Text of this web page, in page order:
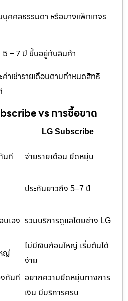
บุคคลธรรมดา หรือบางแพ็กเกจร
5 – 7 ปี ขึ้นอยู่กับสินค้า
ค่าเช่ารายเดือนตามกำหนดสิทธิ
vs การซื้อขาด
LG Subscribe
นที จ่ายรายเดือน ยืดหยุ่น
ประกันยาวถึง 5–7 ปี
บเอง รวมบริการดูแลโดยช่าง LG
ญ่
ไม่มีเงินก้อนใหญ่ เริ่มต้นได้
ง่าย
งทันที อยากความยืดหยุ่นทางการ
เงิน มีบริการครบ